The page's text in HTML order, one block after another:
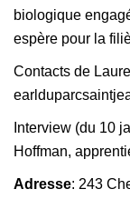
biologique
espère pour la
Contacts de
Interview (du 10
Hoffman,
Adresse: 243